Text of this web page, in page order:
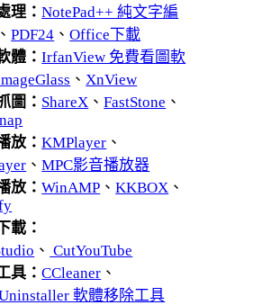
理：NotePad++ 純文字編
、PDF24 、Office下載
體：IrfanView 免費看圖軟
、 XnView
圖： ShareX 、FastStone 、
放：KMPlayer 、
、MPC影音播放器
放：WinAMP 、KKBOX 、
載：
、 CutYouTube
具：CCleaner 、
軟體移除工具